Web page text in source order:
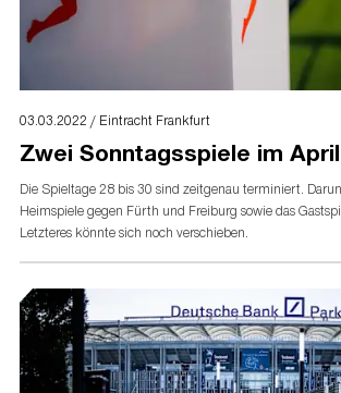
03.03.2022 / Eintracht Frankfurt
Zwei Sonntagsspiele im April
Die Spieltage 28 bis 30 sind zeitgenau terminiert.
Heimspiele gegen Fürth und Freiburg sowie das
Letzteres könnte sich noch verschieben.